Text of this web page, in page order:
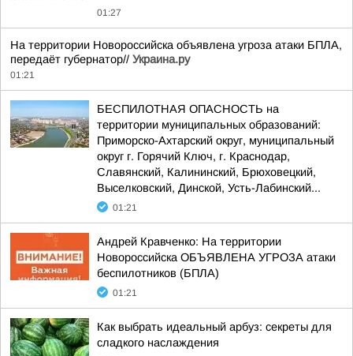
01:27
На территории Новороссийска объявлена угроза атаки БПЛА,
передаёт губернатор// Украина.ру
01:21
БЕСПИЛОТНАЯ ОПАСНОСТЬ на
территории муниципальных образований:
Приморско-Ахтарский округ, муниципальный
округ г. Горячий Ключ, г. Краснодар,
Славянский, Калининский, Брюховецкий,
Выселковский, Динской, Усть-Лабинский...
01:21
Андрей Кравченко: На территории
Новороссийска ОБЪЯВЛЕНА УГРОЗА атаки
беспилотников (БПЛА)
01:21
Как выбрать идеальный арбуз: секреты для
сладкого наслаждения